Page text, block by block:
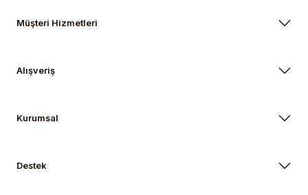
Müşteri Hizmetleri
Alışveriş
Kurumsal
Destek